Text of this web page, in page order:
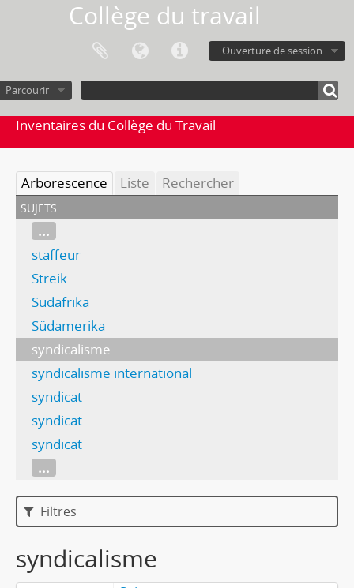
Collège du travail
Ouverture de session
Parcourir
Inventaires du Collège du Travail
Arborescence Liste Rechercher
sujets
...
staffeur
Streik
Südafrika
Südamerika
syndicalisme
syndicalisme international
syndicat
syndicat
syndicat
...
Filtres
syndicalisme